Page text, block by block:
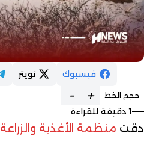
فيسبوك تويتر
حجم الخط +
-
1 دقيقة للقراءة
دقت منظمة الأغذية والزراعة